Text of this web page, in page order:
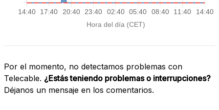
Por el momento, no detectamos problemas con
Telecable. ¿Estás teniendo problemas o interrupciones?
Déjanos un mensaje en los comentarios.